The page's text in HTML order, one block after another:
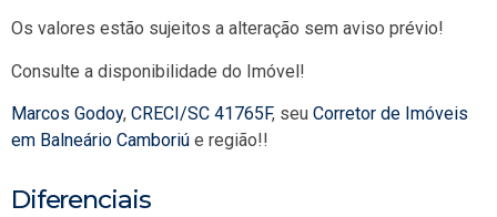
Os valores estão sujeitos a alteração sem aviso prévio!
Consulte a disponibilidade do Imóvel!
Marcos Godoy, CRECI/SC 41765F, seu Corretor de Imóveis
em Balneário Camboriú e região!!
Diferenciais